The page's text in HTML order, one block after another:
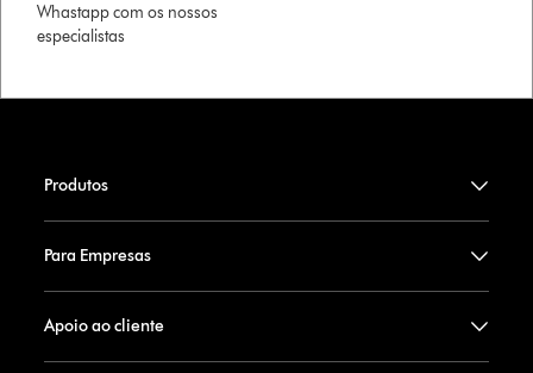
Whastapp com os nossos
especialistas
Produtos
Para Empresas
Apoio ao cliente